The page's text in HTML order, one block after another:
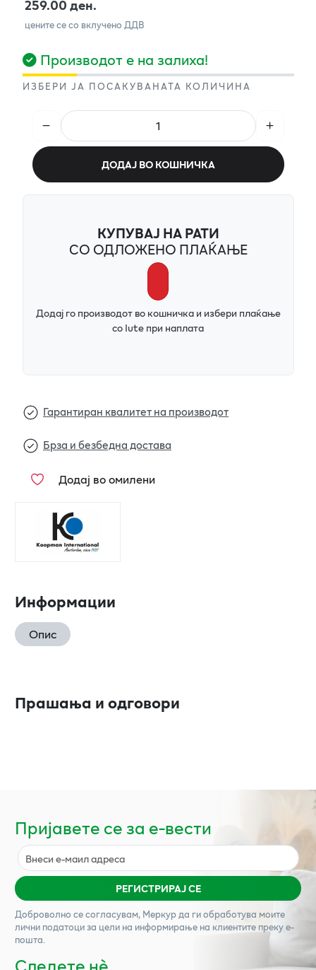
259.00 ден.
цените се со вклучено ДДВ
Производот е на залиха!
ИЗБЕРИ ЈА ПОСАКУВАНАТА КОЛИЧИНА
ДОДАЈ ВО КОШНИЧКА
КУПУВАЈ НА РАТИ
СО ОДЛОЖЕНО ПЛАЌАЊЕ
Додај го производот во кошничка и избери плаќање
со Iute при наплата
Гарантиран квалитет на производот
Брза и безбедна достава
Додај во омилени
Информации
Опис
Прашања и одговори
Пријавете се за е-вести
РЕГИСТРИРАЈ СЕ
Доброволно се согласувам, Меркурда ги обработува моите
лични податоци за цели на информирање на клиентите преку е-
пошта.